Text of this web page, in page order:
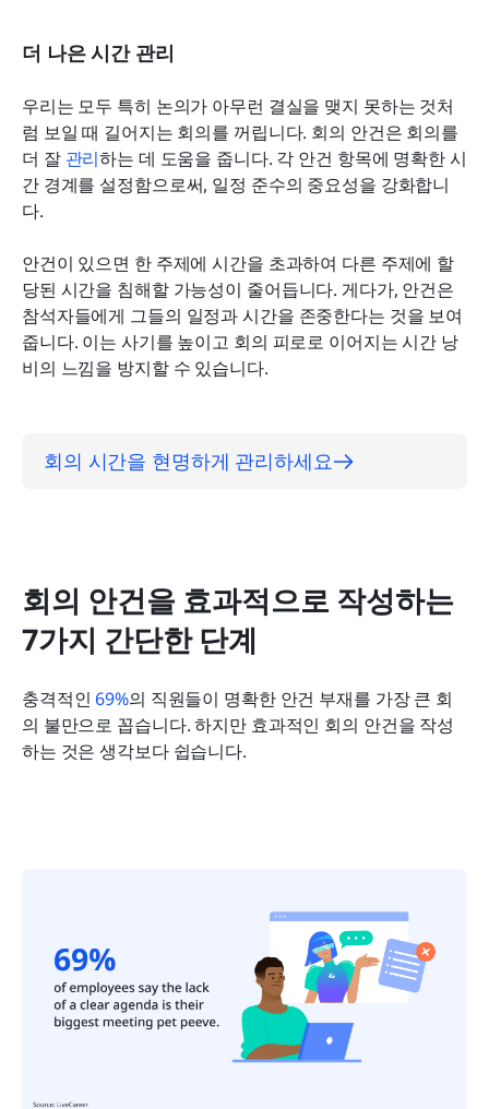
더 나은 시간 관리
우리는 모두 특히 논의가 아무런 결실을 맺지 못하는 것처
럼 보일 때 길어지는 회의를 꺼립니다. 회의 안건은 회의를
더 잘 관리하는 데 도움을 줍니다. 각 안건 항목에 명확한 시
간 경계를 설정함으로써, 일정 준수의 중요성을 강화합니
다.
안건이 있으면 한 주제에 시간을 초과하여 다른 주제에 할
당된 시간을 침해할 가능성이 줄어듭니다. 게다가, 안건은
참석자들에게 그들의 일정과 시간을 존중한다는 것을 보여
줍니다. 이는 사기를 높이고 회의 피로로 이어지는 시간 낭
비의 느낌을 방지할 수 있습니다.
회의 시간을 현명하게 관리하세요
회의 안건을 효과적으로 작성하는
7가지 간단한 단계
충격적인 69%의 직원들이 명확한 안건 부재를 가장 큰 회
의 불만으로 꼽습니다. 하지만 효과적인 회의 안건을 작성
하는 것은 생각보다 쉽습니다.